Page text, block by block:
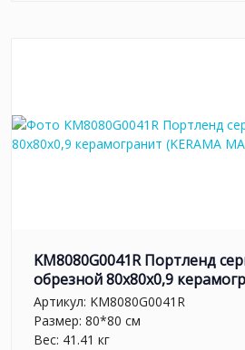
KM8080G0041R Портленд
обрезной 80x80x0,9
Артикул: KM8080G0041R
Размер: 80*80 см
Вес: 41.41 кг